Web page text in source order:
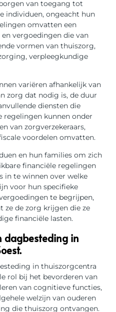
van toegang tot
individuen, ongeacht hun
omvatten een
vergoedingen die van
vormen van thuiszorg,
verpleegkundige
variëren afhankelijk van
zorg dat nodig is, de duur
diensten die
regelingen kunnen onder
van zorgverzekeraars,
voordelen omvatten.
en hun families om zich
financiële regelingen
in te winnen over welke
voor hun specifieke
te begrijpen,
ze de zorg krijgen die ze
financiële lasten.
dagbesteding in
in thuiszorgcentra
rol bij het bevorderen van
van cognitieve functies,
welzijn van ouderen
die thuiszorg ontvangen.